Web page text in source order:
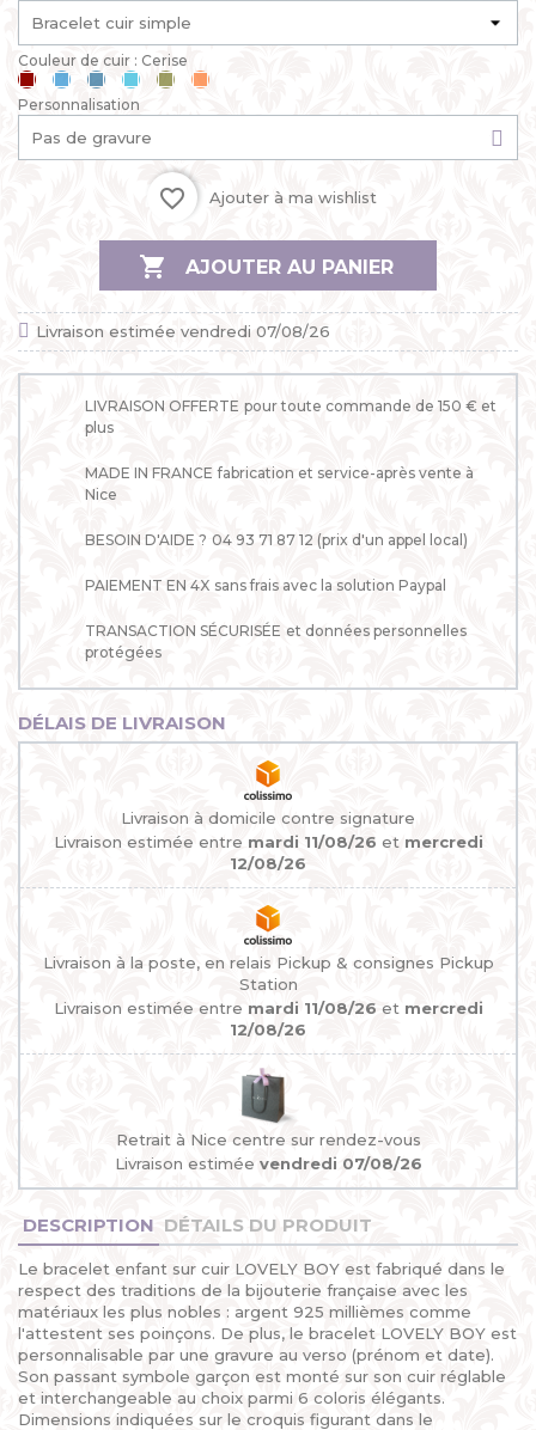
Couleur de cuir : Cerise
CeriseBleu
ciel
Bleu
jean
Bleu
lagon
Kaki Mandarine
Personnalisation
favorite_border Ajouter à ma wishlist
 AJOUTER AU PANIER
Livraison estimée vendredi 07/08/26
LIVRAISON OFFERTE pour toute commande de 150 € et
plus
MADE IN FRANCE fabrication et service-après vente à
Nice
BESOIN D'AIDE ? 04 93 71 87 12 (prix d'un appel local)
PAIEMENT EN 4X sans frais avec la solution Paypal
TRANSACTION SÉCURISÉE et données personnelles
protégées
DÉLAIS DE LIVRAISON
Livraison à domicile contre signature
Livraison estimée entre mardi 11/08/26 et mercredi
12/08/26
Livraison à la poste, en relais Pickup & consignes Pickup
Station
Livraison estimée entre mardi 11/08/26 et mercredi
12/08/26
Retrait à Nice centre sur rendez-vous
Livraison estimée vendredi 07/08/26
DESCRIPTION DÉTAILS DU PRODUIT
Le bracelet enfant sur cuir LOVELY BOY est fabriqué dans le
respect des traditions de la bijouterie française avec les
matériaux les plus nobles : argent 925 millièmes comme
l'attestent ses poinçons. De plus, le bracelet LOVELY BOY est
personnalisable par une gravure au verso (prénom et date).
Son passant symbole garçon est monté sur son cuir réglable
et interchangeable au choix parmi 6 coloris élégants.
Dimensions indiquées sur le croquis figurant dans le